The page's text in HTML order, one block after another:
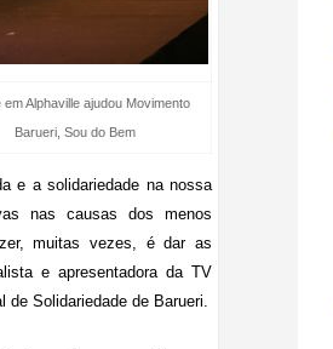
em Alphaville ajudou Movimento
Barueri, Sou do Bem
e a solidariedade na nossa
nas causas dos menos
muitas vezes, é dar as
e apresentadora da TV
de Solidariedade de Barueri.